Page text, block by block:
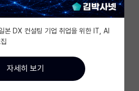
본 DX 컨설팅 기업 취업을 위한 IT, AI
자세히 보기